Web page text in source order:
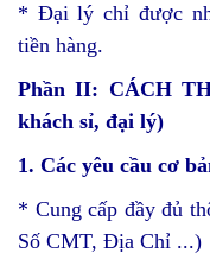
* Đại lý chỉ được
tiền hàng.
Phần II: CÁCH
khách sỉ, đại lý)
1. Các yêu cầu cơ
* Cung cấp đầy đủ
Số CMT, Địa Chỉ ...)